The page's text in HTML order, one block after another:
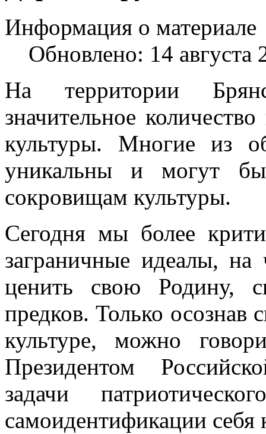
Информация о материале
Обновлено: 14 августа
На территории
значительное
культуры. Многие из
уникальны и могут
сокровищам культуры.
Сегодня мы более
заграничные идеалы, на
ценить свою Родину,
предков. Только осознав
культуре, можно
Президентом
задачи
самоидентификации себя